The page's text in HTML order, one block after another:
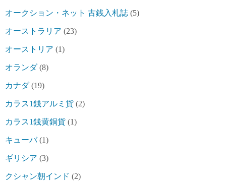
オークション・ネット 古銭入札誌 (5)
オーストラリア (23)
オーストリア (1)
オランダ(8)
カナダ(19)
カラス1銭アルミ貨 (2)
カラス1銭黄銅貨 (1)
キューバ(1)
ギリシア (3)
クシャン朝インド (2)